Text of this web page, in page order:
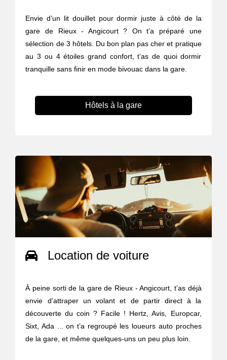
Envie d’un lit douillet pour dormir juste à côté de la
gare de Rieux - Angicourt ? On t’a préparé une
sélection de 3 hôtels. Du bon plan pas cher et pratique
au 3 ou 4 étoiles grand confort, t’as de quoi dormir
tranquille sans finir en mode bivouac dans la gare.
Hôtels à la gare
Location de voiture
À peine sorti de la gare de Rieux - Angicourt, t’as déjà
envie d’attraper un volant et de partir direct à la
découverte du coin ? Facile ! Hertz, Avis, Europcar,
Sixt, Ada ... on t’a regroupé les loueurs auto proches
de la gare, et même quelques-uns un peu plus loin.